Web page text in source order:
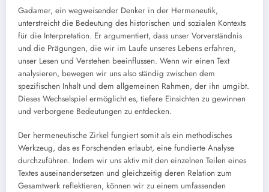
Gadamer, ein wegweisender Denker in der Hermeneutik,
unterstreicht die Bedeutung des historischen und sozialen Kontexts
für die Interpretation. Er argumentiert, dass unser Vorverständnis
und die Prägungen, die wir im Laufe unseres Lebens erfahren,
unser Lesen und Verstehen beeinflussen. Wenn wir einen Text
analysieren, bewegen wir uns also ständig zwischen dem
spezifischen Inhalt und dem allgemeinen Rahmen, der ihn umgibt.
Dieses Wechselspiel ermöglicht es, tiefere Einsichten zu gewinnen
und verborgene Bedeutungen zu entdecken.
Der hermeneutische Zirkel fungiert somit als ein methodisches
Werkzeug, das es Forschenden erlaubt, eine fundierte Analyse
durchzuführen. Indem wir uns aktiv mit den einzelnen Teilen eines
Textes auseinandersetzen und gleichzeitig deren Relation zum
Gesamtwerk reflektieren, können wir zu einem umfassenden